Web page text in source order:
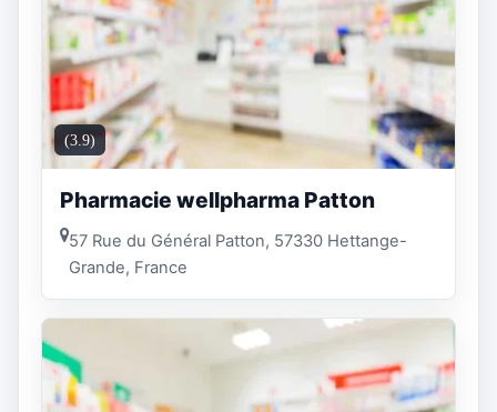
(3.9)
Pharmacie wellpharma Patton
57 Rue du Général Patton, 57330 Hettange-
Grande, France